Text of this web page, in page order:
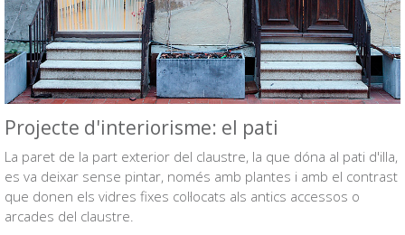
Projecte d'interiorisme: el pati
La paret de la part exterior del claustre, la que dóna al pati d'illa,
es va deixar sense pintar, només amb plantes i amb el contrast
que donen els vidres fixes col·locats als antics accessos o
arcades del claustre.